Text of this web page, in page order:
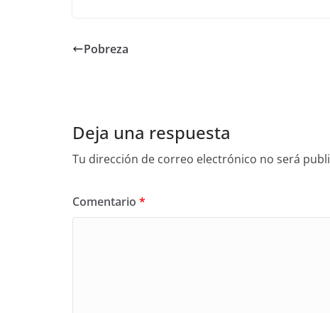
Pobreza
Deja una respuesta
Tu dirección de correo electrónico no será
Comentario *